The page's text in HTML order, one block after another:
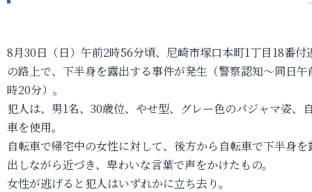
8月30日（日）午前2時56分頃、尼崎市塚口本町1丁目18番付
の路上で、下半身を露出する事件が発生（警察認知～同日午
時20分）。
犯人は、男1名、30歳位、やせ型、グレー色のパジャマ姿、
車を使用。
自転車で帰宅中の女性に対して、後方から自転車で下半身を
出しながら近づき、卑わいな言葉で声をかけたもの。
女性が逃げると犯人はいずれかに立ち去り。